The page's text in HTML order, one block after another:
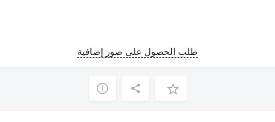
طلب الحصول على صور إضافية